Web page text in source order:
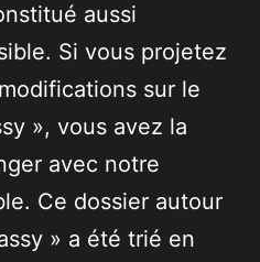
aussi
Si vous projetez
sur le
», vous avez la
avec notre
Ce dossier autour
» a été trié en